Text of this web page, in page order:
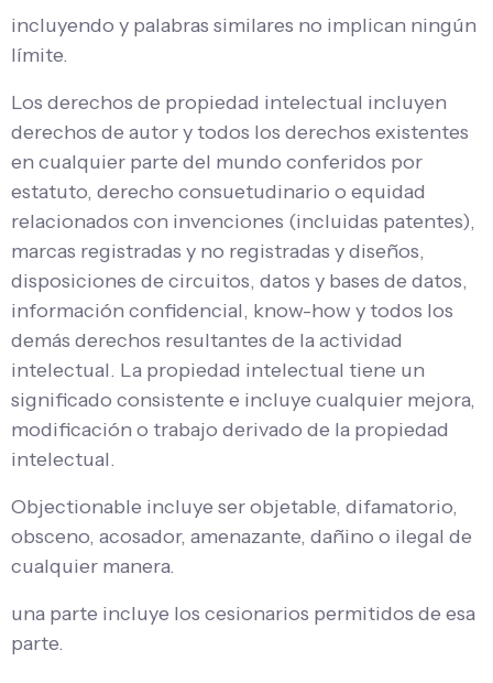
incluyendo y palabras similares no implican ningún
límite.
Los derechos de propiedad intelectual incluyen
derechos de autor y todos los derechos existentes
en cualquier parte del mundo conferidos por
estatuto, derecho consuetudinario o equidad
relacionados con invenciones (incluidas patentes),
marcas registradas y no registradas y diseños,
disposiciones de circuitos, datos y bases de datos,
información confidencial, know-how y todos los
demás derechos resultantes de la actividad
intelectual. La propiedad intelectual tiene un
significado consistente e incluye cualquier mejora,
modificación o trabajo derivado de la propiedad
intelectual.
Objectionable incluye ser objetable, difamatorio,
obsceno, acosador, amenazante, dañino o ilegal de
cualquier manera.
una parte incluye los cesionarios permitidos de esa
parte.